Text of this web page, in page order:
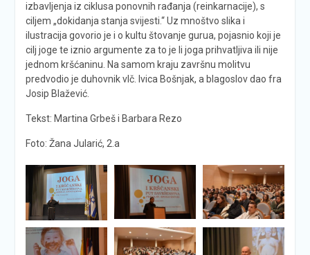
izbavljenja iz ciklusa ponovnih rađanja (reinkarnacije), s
ciljem „dokidanja stanja svijesti.“ Uz mnoštvo slika i
ilustracija govorio je i o kultu štovanje gurua, pojasnio koji je
cilj joge te iznio argumente za to je li joga prihvatljiva ili nije
jednom kršćaninu. Na samom kraju završnu molitvu
predvodio je duhovnik vlč. Ivica Bošnjak, a blagoslov dao fra
Josip Blažević.
Tekst: Martina Grbeš i Barbara Rezo
Foto: Žana Jularić, 2.a